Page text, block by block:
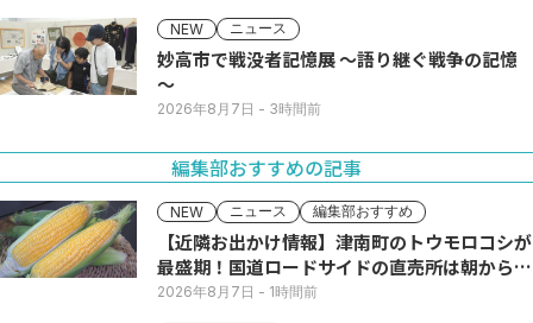
NEW ニュース
妙高市で戦没者記憶展 ～語り継ぐ戦争の記憶
～
2026年8月7日 - 3時間前
編集部おすすめの記事
NEW ニュース 編集部おすすめ
【近隣お出かけ情報】津南町のトウモロコシが
最盛期！国道ロードサイドの直売所は朝から長
い列
2026年8月7日 - 1時間前